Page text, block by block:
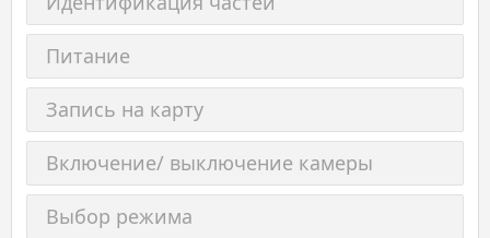
Питание
Запись на карту
Включение/ выключение камеры
Выбор режима